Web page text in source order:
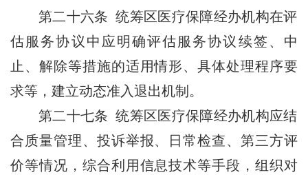
第二十六条 统筹区医疗保障经办机构在评
估服务协议中应明确评估服务协议续签、中
止、解除等措施的适用情形、具体处理程序要
求等，建立动态准入退出机制。
第二十七条 统筹区医疗保障经办机构应结
合质量管理、投诉举报、日常检查、第三方评
价等情况，综合利用信息技术等手段，组织对